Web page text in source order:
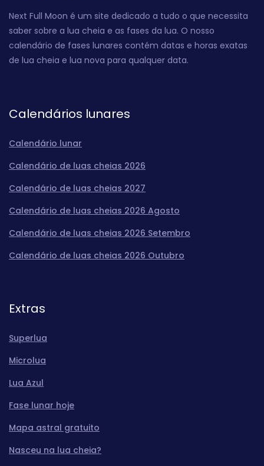
Next Full Moon é um site dedicado a tudo o que necessita
saber sobre a lua cheia e as fases da lua. O nosso
calendário de fases lunares contém datas e horas exatas
de lua cheia e lua nova para qualquer data.
Calendários lunares
Calendário lunar
Calendário de luas cheias 2026
Calendário de luas cheias 2027
Calendário de luas cheias 2026 Agosto
Calendário de luas cheias 2026 Setembro
Calendário de luas cheias 2026 Outubro
Extras
Superlua
Microlua
Lua Azul
Fase lunar hoje
Mapa astral gratuito
Nasceu na lua cheia?